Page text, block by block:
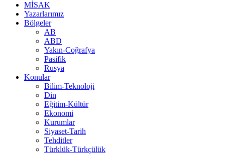
MİSAK
Yazarlarımız
Bölgeler
AB
ABD
Yakın-Coğrafya
Pasifik
Rusya
Konular
Bilim-Teknoloji
Din
Eğitim-Kültür
Ekonomi
Kurumlar
Siyaset-Tarih
Tehditler
Türklük-Türkçülük